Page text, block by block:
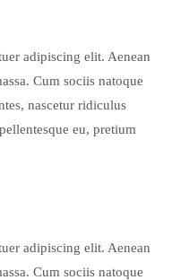
adipiscing elit. Aenean
Cum sociis natoque
nascetur ridiculus
eu, pretium
adipiscing elit. Aenean
Cum sociis natoque